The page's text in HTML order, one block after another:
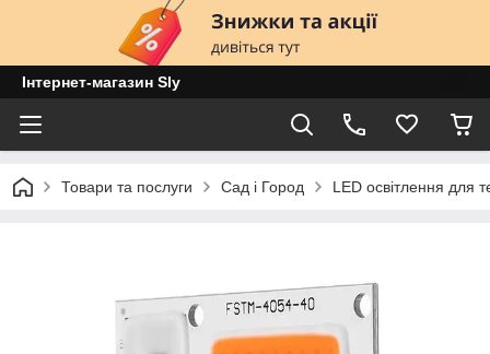
Інтернет-магазин Sly
Товари та послуги Сад і Город LED освітлення для